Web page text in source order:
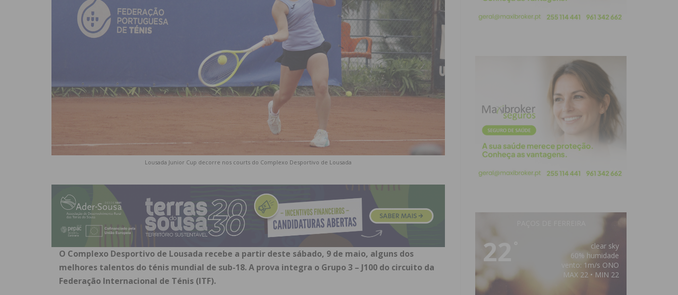
Lousada Junior Cup decorre nos courts do Complexo Desportivo de Lousada
O Complexo Desportivo de Lousada recebe a partir deste sábado, 9 de maio, alguns dos
melhores talentos do ténis mundial de sub-18. A prova integra o Grupo 3 – J100 do circuito da
Federação Internacional de Ténis (ITF).
22
clear sky
60% humidade
vento: 1m/s ONO
MAX 22 • MIN 22